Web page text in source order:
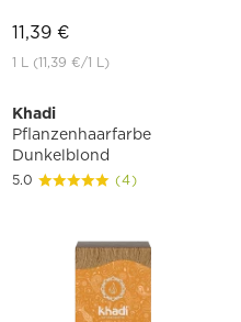
11,39 €
1 L (11,39 €/1 L)
Khadi
Pflanzenhaarfarbe
Dunkelblond
5.0 (4)